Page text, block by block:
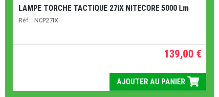
LAMPE TORCHE TACTIQUE 27iX NITECORE 5000 Lm
Réf. : NCP27IX
139,00 €
AJOUTER AU PANIER